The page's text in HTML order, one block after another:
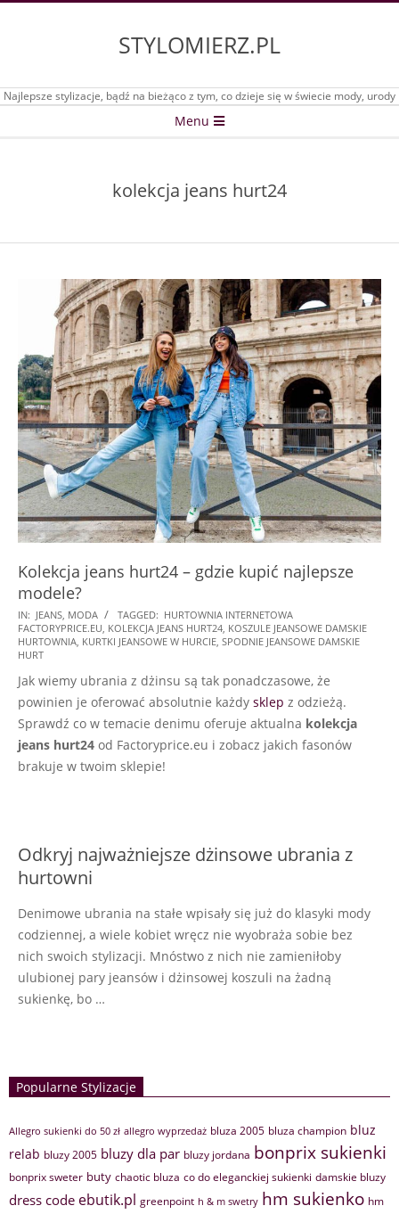
STYLOMIERZ.PL
Najlepsze stylizacje, bądź na bieżąco z tym, co dzieje się w świecie mody, urody
Menu
kolekcja jeans hurt24
Kolekcja jeans hurt24 – gdzie kupić najlepsze
modele?
2022-
12-
31
IN: JEANS MODA TAGGED: HURTOWNIA INTERNETOWA
FACTORYPRICE.EU KOLEKCJA JEANS HURT24 KOSZULE JEANSOWE DAMSKIE
HURTOWNIA KURTKI JEANSOWE W HURCIE SPODNIE JEANSOWE DAMSKIE
HURT
Jak wiemy ubrania z dżinsu są tak ponadczasowe, że
powinien je oferować absolutnie każdy sklep z odzieżą.
Sprawdź co w temacie denimu oferuje aktualna kolekcja
jeans hurt24 od Factoryprice.eu i zobacz jakich fasonów
brakuje w twoim sklepie!
Odkryj najważniejsze dżinsowe ubrania z
hurtowni
Denimowe ubrania na stałe wpisały się już do klasyki mody
codziennej, a wiele kobiet wręcz nie wyobraża sobie bez
nich swoich stylizacji. Mnóstwo z nich nie zamieniłoby
ulubionej pary jeansów i dżinsowej koszuli na żadną
sukienkę, bo …
Popularne Stylizacje
Allegro sukienki do 50 zł allegro wyprzedaż bluza 2005 bluza champion bluz
relab bluzy 2005 bluzy dla par bluzy jordana bonprix sukienki
bonprix sweter buty chaotic bluza co do eleganckiej sukienki damskie bluzy
dress code ebutik.pl greenpoint h & m swetry hm sukienko hm